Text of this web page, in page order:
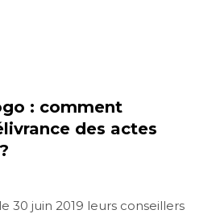
: comment
des actes
30 juin 2019 leurs conseillers